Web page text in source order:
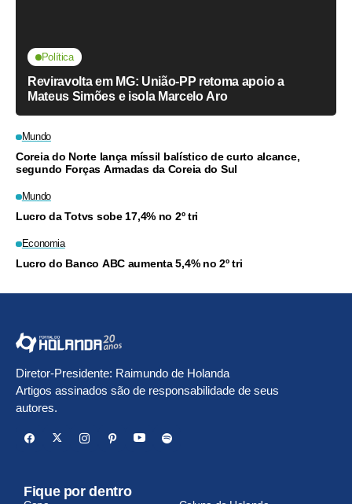
Política
Reviravolta em MG: União-PP retoma apoio a
Mateus Simões e isola Marcelo Aro
Mundo
Coreia do Norte lança míssil balístico de curto alcance,
segundo Forças Armadas da Coreia do Sul
Mundo
Lucro da Totvs sobe 17,4% no 2º tri
Economia
Lucro do Banco ABC aumenta 5,4% no 2º tri
Diretor-Presidente: Raimundo de Holanda
Artigos assinados são de responsabilidade de seus
autores.
Fique por dentro